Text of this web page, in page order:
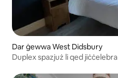
Dar ġewwa West Didsbury
Duplex spazjuż li qed